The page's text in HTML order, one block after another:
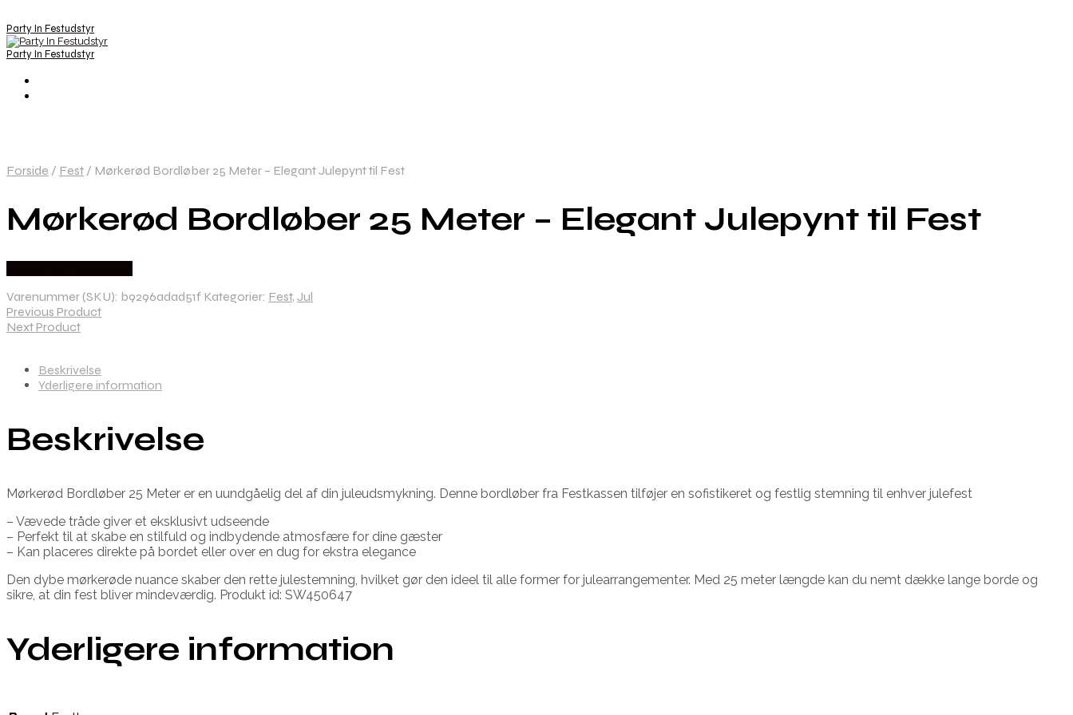
Party In Festudstyr
Party In Festudstyr
Forside / Fest / Mørkerød Bordløber 25 Meter – Elegant Julepynt til Fest
Mørkerød Bordløber 25 Meter – Elegant Julepynt til Fest
Varenummer (SKU): b9296adad51f Kategorier: Fest, Jul
Previous Product
Next Product
Beskrivelse
Yderligere information
Beskrivelse
Mørkerød Bordløber 25 Meter er en uundgåelig del af din juleudsmykning. Denne bordløber fra Festkassen tilføjer en sofistikeret og festlig stemning til enhver julefest
– Vævede tråde giver et eksklusivt udseende
– Perfekt til at skabe en stilfuld og indbydende atmosfære for dine gæster
– Kan placeres direkte på bordet eller over en dug for ekstra elegance
Den dybe mørkerøde nuance skaber den rette julestemning, hvilket gør den ideel til alle former for julearrangementer. Med 25 meter længde kan du nemt dække lange borde og
sikre, at din fest bliver mindeværdig. Produkt id: SW450647
Yderligere information